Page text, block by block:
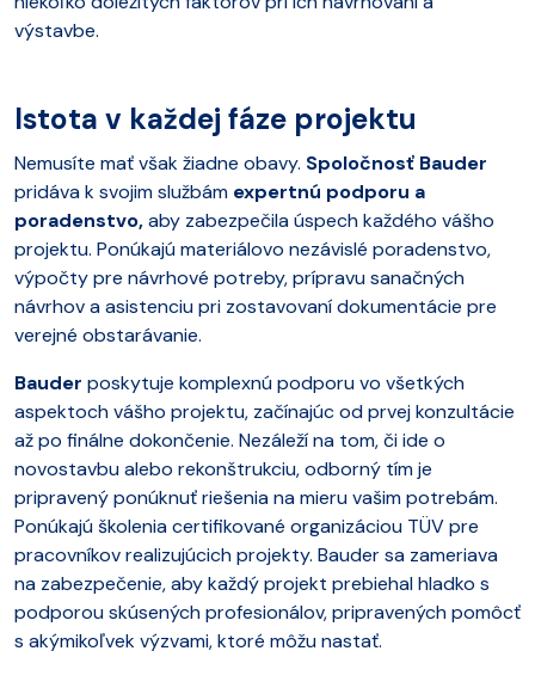
výstavbe.
Istota v každej fáze projektu
Nemusíte mať však žiadne obavy. Spoločnosť Bauder
pridáva k svojim službám expertnú podporu a
poradenstvo,aby zabezpečila úspech každého vášho
projektu. Ponúkajú materiálovo nezávislé poradenstvo,
výpočty pre návrhové potreby, prípravu sanačných
návrhov a asistenciu pri zostavovaní dokumentácie pre
verejné obstarávanie.
Bauder poskytuje komplexnú podporu vo všetkých
aspektoch vášho projektu, začínajúc od prvej konzultácie
až po finálne dokončenie. Nezáleží na tom, či ide o
novostavbu alebo rekonštrukciu, odborný tím je
pripravený ponúknuť riešenia na mieru vašim potrebám.
Ponúkajú školenia certifikované organizáciou TÜV pre
pracovníkov realizujúcich projekty. Bauder sa zameriava
na zabezpečenie, aby každý projekt prebiehal hladko s
podporou skúsených profesionálov, pripravených pomôcť
s akýmikoľvek výzvami, ktoré môžu nastať.